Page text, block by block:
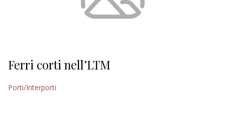
Ferri corti nell’LTM
Porti/Interporti